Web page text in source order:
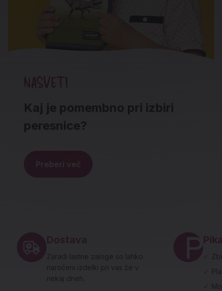
NASVETI
Kaj je pomembno pri izbiri
peresnice?
Preberi več
Dostava
Zaradi lastne zaloge so lahko
naročeni izdelki pri vas že v
nekaj dneh.
✓
✓
✓